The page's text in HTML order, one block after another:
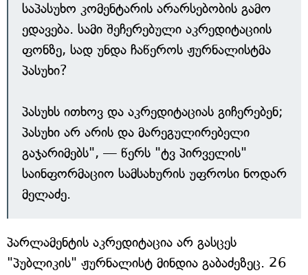
საპასუხო კომენტარის არარსებობის გამო
ედავება. სამი შეჩერებული აკრედიტაციის
ფონზე, სად უნდა ჩაწეროს ჟურნალისტმა
პასუხი?
პასუხს ითხოვ და აკრედიტაციას გიჩერებენ;
პასუხი არ არის და მარეგულირებელი
გაჯარიმებს", — წერს "ტვ პირველის"
საინფორმაციო სამსახურის უფროსი ნოდარ
მელაძე.
პარლამენტის აკრედიტაცია არ გასცეს
"პუბლიკის" ჟურნალისტ მინდია გაბაძეზეც. 26